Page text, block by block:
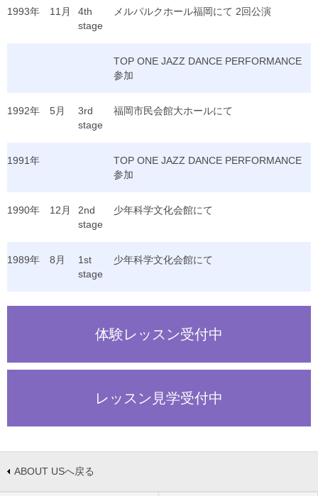
1993年 11月
4th
stage
メルパルクホール福岡にて 2回公演
TOP ONE JAZZ DANCE PERFORMANCE
参加
1992年 5月
3rd
stage
福岡市民会館大ホールにて
1991年
TOP ONE JAZZ DANCE PERFORMANCE
参加
1990年 12月
2nd
stage
少年科学文化会館にて
1989年 8月
1st
stage
少年科学文化会館にて
体験レッスン受付中
レッスン見学受付中
ABOUT USへ戻る